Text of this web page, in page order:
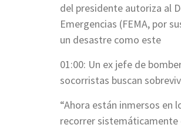
del presidente autoriza al
Emergencias (FEMA, por
un desastre como este
01:00: Un ex jefe de
socorristas buscan
“Ahora están inmersos en
recorrer sistemáticamente